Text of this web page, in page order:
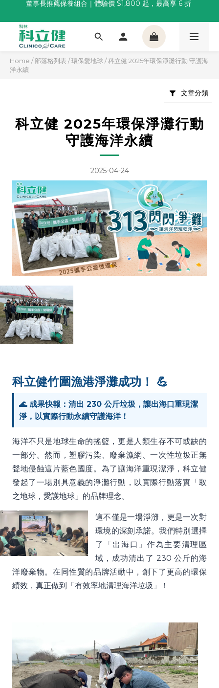
董事長推薦保養組合｜體驗價 $1,800 起，最高享 6 折
科林 40 週年 6 重賞｜單筆滿一萬送住宿券，滿兩千再抽
🌙覺好眠全新升級 | 10入體驗組限時$359，感受放鬆入睡
Home /部落格列表 /環保愛地球 /科立健 2025年環保淨灘行動 守護海
洋永續
文章分類
科立健 2025年環保淨灘行動
守護海洋永續
2025-04-24
科立健竹圍漁港淨灘成功！ 💪
🌊 成果快報：清出 230 公斤垃圾，讓出海口重現潔
淨，以實際行動永續守護海洋！
海洋不只是地球生命的搖籃，更是人類生存不可或缺的
一部分。然而，塑膠污染、廢棄漁網、一次性垃圾正無
聲地侵蝕這片藍色國度。為了讓海洋重現潔淨，科立健
發起了一場別具意義的淨灘行動，以實際行動落實「取
之地球，愛護地球」的品牌理念。
這不僅是一場淨灘，更是一次對
環境的深刻承諾。我們特別選擇
了「出海口」作為主要清理區
域，成功清出了 230 公斤的海
洋廢棄物。在同性質的品牌活動中，創下了更高的環保
績效，真正做到「有效率地清理海洋垃圾」！